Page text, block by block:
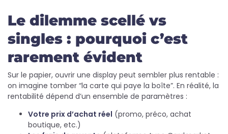
Le dilemme scellé vs
singles : pourquoi c’est
rarement évident
Sur le papier, ouvrir une display peut sembler plus rentable :
on imagine tomber “la carte qui paye la boîte”. En réalité, la
rentabilité dépend d’un ensemble de paramètres :
Votre prix d’achat réel (promo, préco, achat
boutique, etc.)